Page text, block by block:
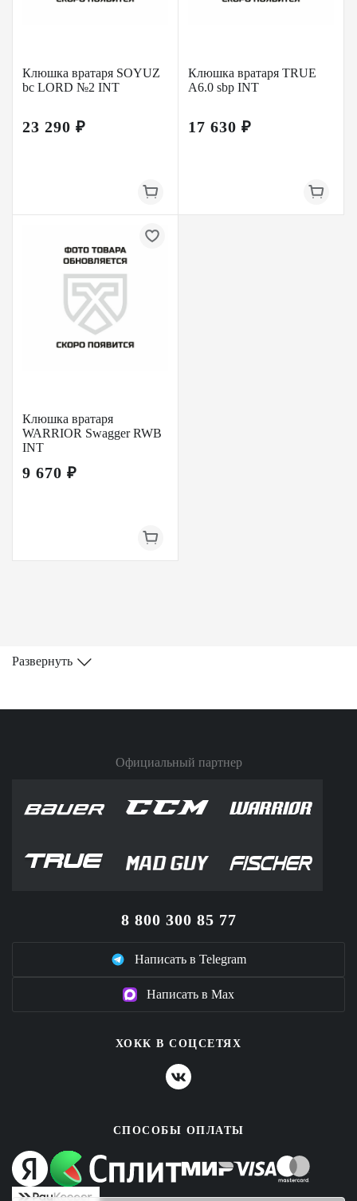
Клюшка вратаря SOYUZ
bc LORD №2 INT
23 290 ₽
Клюшка вратаря TRUE
A6.0 sbp INT
17 630 ₽
Клюшка вратаря
WARRIOR Swagger RWB
INT
9 670 ₽
Развернуть
Официальный партнер
8 800 300 85 77
Написать в Telegram
Написать в Max
ХОКК В СОЦСЕТЯХ
СПОСОБЫ ОПЛАТЫ